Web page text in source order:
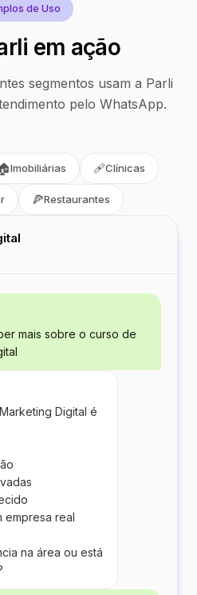
de Uso
em ação
segmentos usam a Parli
pelo WhatsApp.
🏠Imobiliárias 🩹Clínicas
🍕Restaurantes
mais sobre o curso de
Digital é
empresa real
na área ou está